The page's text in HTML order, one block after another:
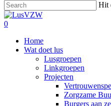
Hit
0
Home
Wat doet lus
Lusgroepen
Linkgroepen
Projecten
Zorgzame
Burgers aan